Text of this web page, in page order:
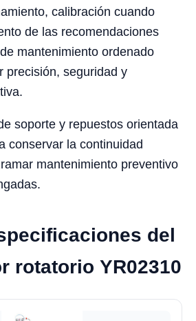
calibración cuando
de las recomendaciones
mantenimiento ordenado
precisión, seguridad y
soporte y repuestos orientada
conservar la continuidad
mantenimiento preventivo
del
rotatorio YR02310